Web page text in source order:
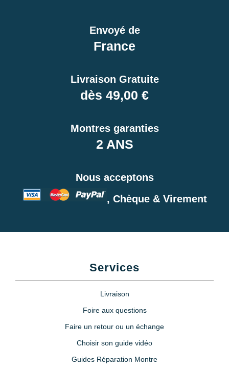
Envoyé de
France
Livraison Gratuite
dès 49,00 €
Montres garanties
2 ANS
Nous acceptons
, Chèque & Virement
Services
Livraison
Foire aux questions
Faire un retour ou un échange
Choisir son guide vidéo
Guides Réparation Montre